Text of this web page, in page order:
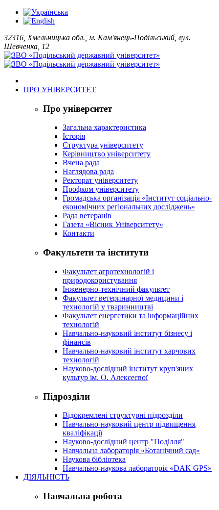
32316, Хмельницька обл., м. Кам'янець-Подільський, вул.
Шевченка, 12
ПРО УНІВЕРСИТЕТ
Про університет
Загальна характеристика
Історія
Структура університету
Керівництво університету
Вчена рада
Наглядова рада
Ректорат університету
Профком університету
Громадська організація «Інститут соціально-
економічних регіональних досліджень»
Рада ветеранів
Газета «Вісник Університету»
Контакти
Факультети та інститути
Факультет агротехнологій і
природокористування
Інженерно-технічний факультет
Факультет ветеринарної медицини і
технологій у тваринництві
Факультет енергетики та інформаційних
технологій
Навчально-науковий інститут бізнесу і
фінансів
Навчально-науковий інститут харчових
технологій
Науково-дослідний інститут круп'яних
культур ім. О. Алексеєвої
Підрозділи
Відокремлені структурні підрозділи
Навчально-науковий центр підвищення
кваліфікації
Науково-дослідний центр "Поділля"
Навчальна лабораторія «Ботанічний сад»
Наукова бібліотека
Навчально-наукова лабораторія «DAK GPS»
ДІЯЛЬНІСТЬ
Навчальна робота